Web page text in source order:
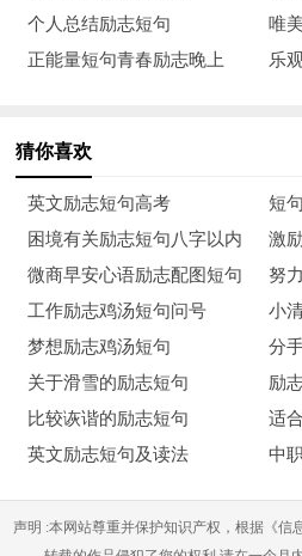
11、indoingwelearn.
12、eastorwest,homeisbest.
东好西好，还是家里最好。
13、twoheadsarebetterthanone.
三个臭皮匠，顶个诸葛亮。
14、
行路有良伴就是捷径。
15、
滴水穿石。
个人总结励志短句
唯
正能量短句青春励志晚上
乐
猜你喜欢
英文励志短句高考
短
困境有关励志短句八字以内
激
微商早安心语励志配图短句
努
工作励志鸡汤短句问号
小
梦想励志鸡汤短句
分
关于滑雪的励志短句
励
比较诙谐的励志短句
适
英文励志短句及读法
中
声明 :本网站尊重并保护知识产权，根据《信